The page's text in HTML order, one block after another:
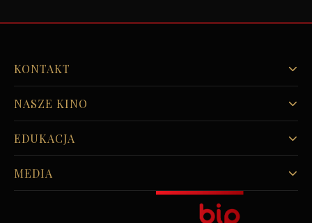
KONTAKT
NASZE KINO
EDUKACJA
MEDIA